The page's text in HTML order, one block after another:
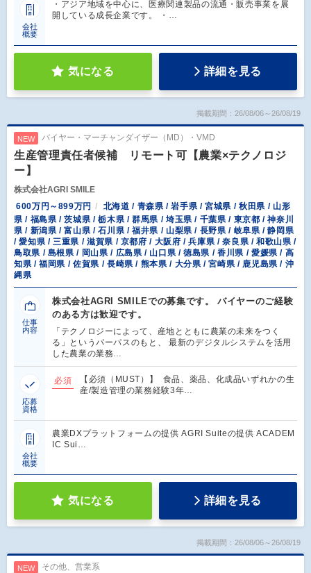
会社
概要
・アジア地域を中心に、医療関連製品の流通・販売事業を展
開している成長企業です。 ・…
気になる 詳細を見る
掲載期間：26/08/06～26/08/19
NEW バイヤー・マーチャンダイザー（MD）・VMD
生産管理責任者候補 リモート可【農業×テクノロジ
ー】
株式会社AGRI SMILE
600万円～899万円
北海道 / 青森県 / 岩手県 / 宮城県 / 秋田県 / 山形
県 / 福島県 / 茨城県 / 栃木県 / 群馬県 / 埼玉県 / 千葉県 / 東京都 / 神奈川
県 / 新潟県 / 富山県 / 石川県 / 福井県 / 山梨県 / 長野県 / 岐阜県 / 静岡県
/ 愛知県 / 三重県 / 滋賀県 / 京都府 / 大阪府 / 兵庫県 / 奈良県 / 和歌山県 /
鳥取県 / 島根県 / 岡山県 / 広島県 / 山口県 / 徳島県 / 香川県 / 愛媛県 / 高
知県 / 福岡県 / 佐賀県 / 長崎県 / 熊本県 / 大分県 / 宮崎県 / 鹿児島県 / 沖
縄県
仕事
内容
株式会社AGRI SMILEでの募集です。 バイヤーのご経験
のある方は歓迎です。
「テクノロジーによって、産地とともに農業の未来をつく
る」というパーパスのもと、 最新のデジタルシステムを活用
した農業の業務…
応募
資格
必須
【必須（MUST）】 食品、薬品、化成品いずれかの生
産/製造管理の業務経験3年…
会社
概要
農業DXプラットフォームの提供 AGRI Suiteの提供 ACADEM
IC Sui…
気になる 詳細を見る
掲載期間：26/08/06～26/08/19
NEW その他、営業系